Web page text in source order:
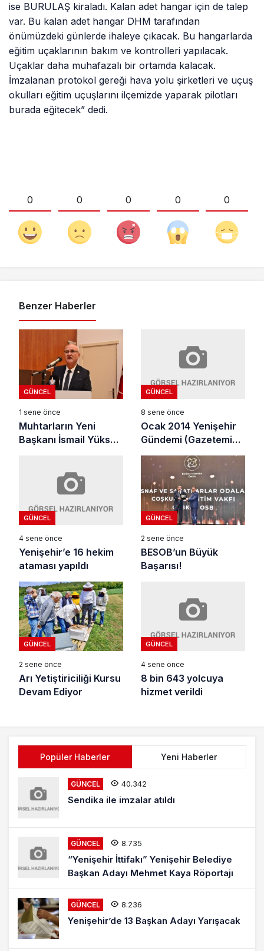
ise BURULAŞ kiraladı. Kalan adet hangar için de talep
var. Bu kalan adet hangar DHM tarafından
önümüzdeki günlerde ihaleye çıkacak. Bu hangarlarda
eğitim uçaklarının bakım ve kontrolleri yapılacak.
Uçaklar daha muhafazalı bir ortamda kalacak.
İmzalanan protokol gereği hava yolu şirketleri ve uçuş
okulları eğitim uçuşlarını ilçemizde yaparak pilotları
burada eğitecek” dedi.
0 0 0 0 0
Benzer Haberler
GÜNCEL
1 sene önce
Muhtarların Yeni
Başkanı İsmail Yüksel
GÜNCEL
8 sene önce
Ocak 2014 Yenişehir
Gündemi (Gazetemiz
Arşivi)
GÜNCEL
4 sene önce
Yenişehir’e 16 hekim
ataması yapıldı
GÜNCEL
2 sene önce
BESOB’un Büyük
Başarısı!
GÜNCEL
2 sene önce
Arı Yetiştiriciliği Kursu
Devam Ediyor
GÜNCEL
4 sene önce
8 bin 643 yolcuya
hizmet verildi
Popüler Haberler Yeni Haberler
GÜNCEL 40.342
Sendika ile imzalar atıldı
GÜNCEL 8.735
“Yenişehir İttifakı” Yenişehir Belediye
Başkan Adayı Mehmet Kaya Röportajı
GÜNCEL 8.236
Yenişehir’de 13 Başkan Adayı Yarışacak